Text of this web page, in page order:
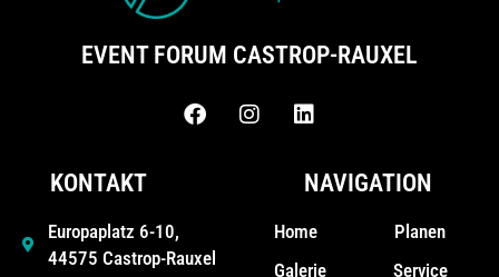
EVENT FORUM CASTROP-RAUXEL
KONTAKT
Europaplatz 6-10,
44575 Castrop-Rauxel
NAVIGATION
Home
Galerie
Planen
Service